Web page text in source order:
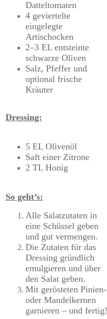
Datteltomaten
4 geviertelte
eingelegte
Artischocken
2–3 EL entsteinte
schwarze Oliven
Salz, Pfeffer und
optional frische
Kräuter
Dressing:
5 EL Olivenöl
Saft einer Zitrone
2 TL Honig
So geht’s:
Alle Salatzutaten in
eine Schüssel geben
und gut vermengen.
Die Zutaten für das
Dressing gründlich
emulgieren und über
den Salat geben.
Mit gerösteten Pinien-
oder Mandelkernen
garnieren – und fertig!